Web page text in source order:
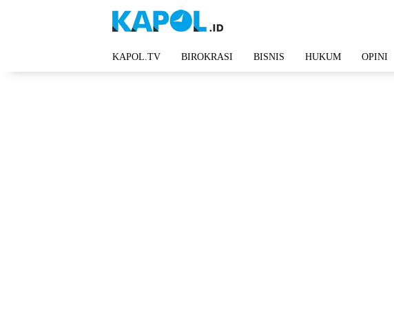
KAPOL.TV BIROKRASI BISNIS HUKUM OPINI